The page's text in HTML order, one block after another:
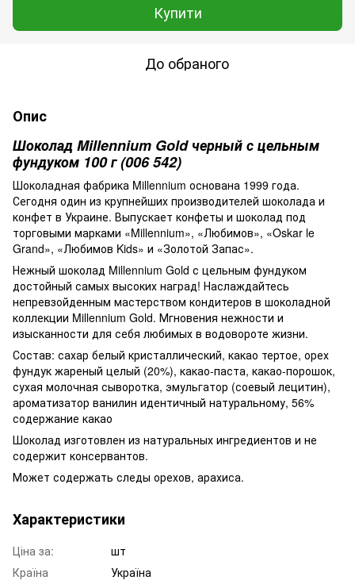
Купити
До обраного
Опис
Шоколад Millennium Gold черный с цельным
фундуком 100 г (006 542)
Шоколадная фабрика Millennium основана 1999 года.
Сегодня один из крупнейших производителей шоколада и
конфет в Украине. Выпускает конфеты и шоколад под
торговыми марками «Millennium», «Любимов», «Oskar le
Grand», «Любимов Kids» и «Золотой Запас».
Нежный шоколад Millennium Gold с цельным фундуком
достойный самых высоких наград! Наслаждайтесь
непревзойденным мастерством кондитеров в шоколадной
коллекции Millennium Gold. Мгновения нежности и
изысканности для себя любимых в водовороте жизни.
Состав: сахар белый кристаллический, какао тертое, орех
фундук жареный целый (20%), какао-паста, какао-порошок,
сухая молочная сыворотка, эмульгатор (соевый лецитин),
ароматизатор ванилин идентичный натуральному, 56%
содержание какао
Шоколад изготовлен из натуральных ингредиентов и не
содержит консервантов.
Может содержать следы орехов, арахиса.
Характеристики
Ціна за:
шт
Країна
Україна